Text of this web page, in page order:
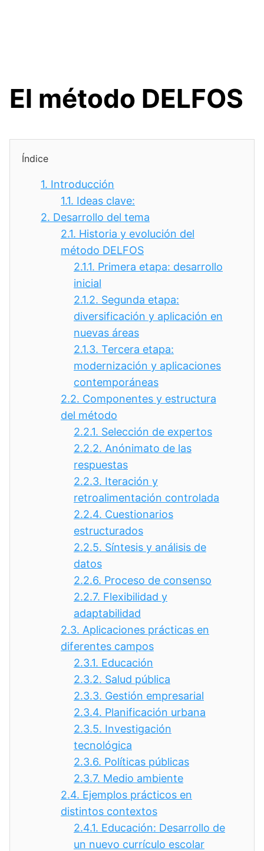
El método DELFOS
Índice
1. Introducción
1.1. Ideas clave:
2. Desarrollo del tema
2.1. Historia y evolución del
método DELFOS
2.1.1. Primera etapa: desarrollo
inicial
2.1.2. Segunda etapa:
diversificación y aplicación en
nuevas áreas
2.1.3. Tercera etapa:
modernización y aplicaciones
contemporáneas
2.2. Componentes y estructura
del método
2.2.1. Selección de expertos
2.2.2. Anónimato de las
respuestas
2.2.3. Iteración y
retroalimentación controlada
2.2.4. Cuestionarios
estructurados
2.2.5. Síntesis y análisis de
datos
2.2.6. Proceso de consenso
2.2.7. Flexibilidad y
adaptabilidad
2.3. Aplicaciones prácticas en
diferentes campos
2.3.1. Educación
2.3.2. Salud pública
2.3.3. Gestión empresarial
2.3.4. Planificación urbana
2.3.5. Investigación
tecnológica
2.3.6. Políticas públicas
2.3.7. Medio ambiente
2.4. Ejemplos prácticos en
distintos contextos
2.4.1. Educación: Desarrollo de
un nuevo currículo escolar